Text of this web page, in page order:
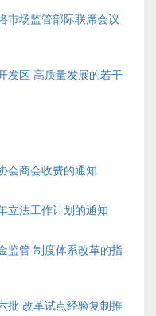
市场监管部际联席会议
发区 高质量发展的若干
会商会收费的通知
立法工作计划的通知
监管 制度体系改革的指
批 改革试点经验复制推